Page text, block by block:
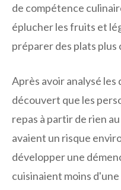
de compétence
éplucher les fruits et
préparer des plats plus
Après avoir analysé
découvert que les
repas à partir de rien
avaient un risque
développer une
cuisinaient moins